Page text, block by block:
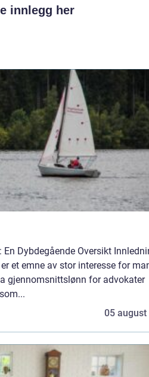
innlegg her
Dybdegående Oversikt
et emne av stor interesse for
gjennomsnittslønn for advokater
05 august